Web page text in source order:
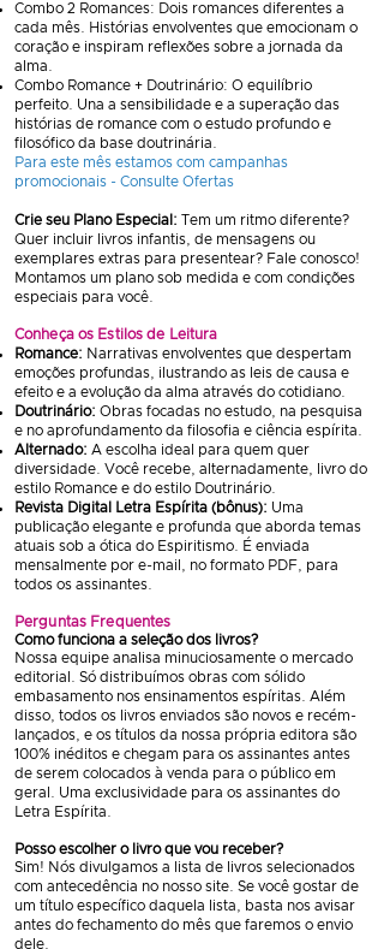
Combo 2 Romances: Dois romances diferentes a
cada mês. Histórias envolventes que emocionam o
coração e inspiram reflexões sobre a jornada da
alma.
Combo Romance + Doutrinário: O equilíbrio
perfeito. Una a sensibilidade e a superação das
histórias de romance com o estudo profundo e
filosófico da base doutrinária.
Para este mês estamos com campanhas
promocionais - Consulte Ofertas
Crie seu Plano Especial: Tem um ritmo diferente?
Quer incluir livros infantis, de mensagens ou
exemplares extras para presentear? Fale conosco!
Montamos um plano sob medida e com condições
especiais para você.
Conheça os Estilos de Leitura
Romance: Narrativas envolventes que despertam
emoções profundas, ilustrando as leis de causa e
efeito e a evolução da alma através do cotidiano.
Doutrinário: Obras focadas no estudo, na pesquisa
e no aprofundamento da filosofia e ciência espírita.
Alternado: A escolha ideal para quem quer
diversidade. Você recebe, alternadamente, livro do
estilo Romance e do estilo Doutrinário.
Revista Digital Letra Espírita (bônus): Uma
publicação elegante e profunda que aborda temas
atuais sob a ótica do Espiritismo. É enviada
mensalmente por e-mail, no formato PDF, para
todos os assinantes.
Perguntas Frequentes
Como funciona a seleção dos livros?
Nossa equipe analisa minuciosamente o mercado
editorial. Só distribuímos obras com sólido
embasamento nos ensinamentos espíritas. Além
disso, todos os livros enviados são novos e recém-
lançados, e os títulos da nossa própria editora são
100% inéditos e chegam para os assinantes antes
de serem colocados à venda para o público em
geral. Uma exclusividade para os assinantes do
Letra Espírita.
Posso escolher o livro que vou receber?
Sim! Nós divulgamos a lista de livros selecionados
com antecedência no nosso site. Se você gostar de
um título específico daquela lista, basta nos avisar
antes do fechamento do mês que faremos o envio
dele.